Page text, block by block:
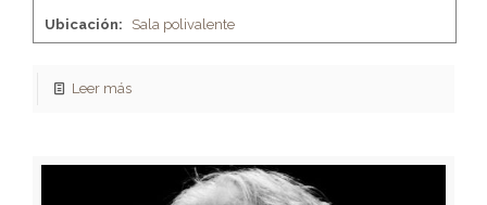
Ubicación:
Sala polivalente
Leer más